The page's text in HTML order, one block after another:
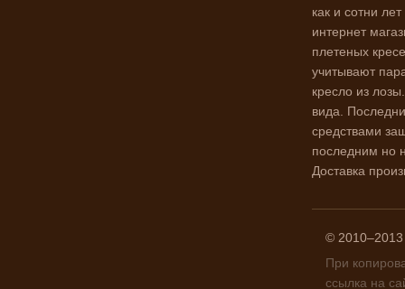
как и сотни
интернет
плетеных
учитывают
кресло из
вида.
средствами
последним но
Доставка
©
При
ссылка на